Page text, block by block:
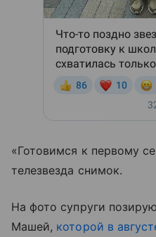
«Готовимся к первому
телезвезда снимок.
На фото супруги
Машей, которой в